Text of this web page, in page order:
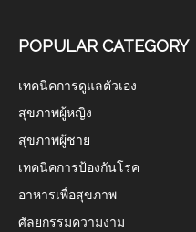
POPULAR CATEGORY
เทคนิคการดูแลตัวเอง
สุขภาพผู้หญิง
สุขภาพผู้ชาย
เทคนิคการป้องกันโรค
อาหารเพื่อสุขภาพ
ศัลยกรรมความงาม